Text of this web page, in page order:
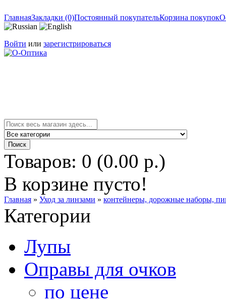
ГлавнаяЗакладки (0)Постоянный покупательКорзина покупок
Войти или зарегистрироваться
Товаров: 0 (0.00 р.)
В корзине пусто!
Главная » Уход за линзами » контейнеры, дорожные наборы,
Категории
Лупы
Оправы для очков
по цене